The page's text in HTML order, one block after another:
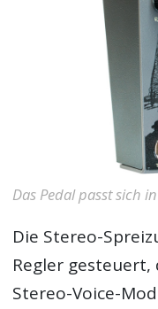
Das Pedal passt sich
Die Stereo-
Regler
Stereo-Voice-